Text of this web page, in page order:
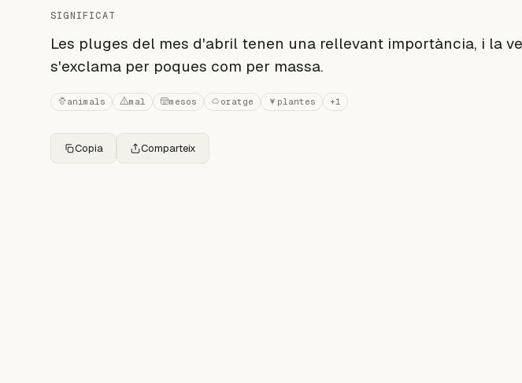
SIGNIFICAT
Les pluges del mes d'abril tenen una rellevant importància, i la
s'exclama per poques com per massa.
animals mal mesos oratge plantes +1
Copia Comparteix